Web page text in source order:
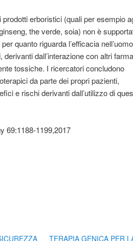
erboristici (quali per esempio
the verde, soia) non è
quanto riguarda l’efficacia
dall’interazione con altri
tossiche. I ricercatori concludono
da parte dei propri pazienti,
e rischi derivanti dall’utilizzo di
69:1188-1199,2017
TERAPIA GENICA PER